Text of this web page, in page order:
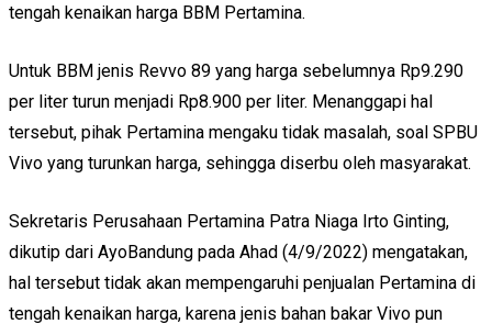
tengah kenaikan harga BBM Pertamina.
Untuk BBM jenis Revvo 89 yang harga sebelumnya Rp9.290
per liter turun menjadi Rp8.900 per liter. Menanggapi hal
tersebut, pihak Pertamina mengaku tidak masalah, soal SPBU
Vivo yang turunkan harga, sehingga diserbu oleh masyarakat.
Sekretaris Perusahaan Pertamina Patra Niaga Irto Ginting,
dikutip dari AyoBandung pada Ahad (4/9/2022) mengatakan,
hal tersebut tidak akan mempengaruhi penjualan Pertamina di
tengah kenaikan harga, karena jenis bahan bakar Vivo pun